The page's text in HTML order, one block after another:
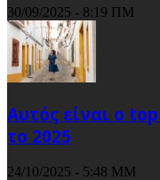
30/09/2025 - 8:19 ΠΜ
Αυτός είναι ο
το 2025
24/10/2025 - 5:48 ΜΜ